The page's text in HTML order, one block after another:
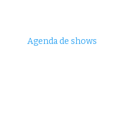
Agenda de shows